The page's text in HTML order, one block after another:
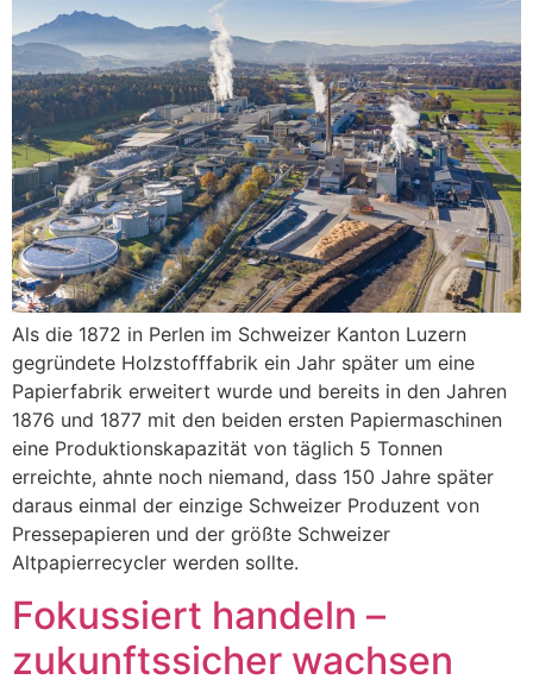
Als die 1872 in Perlen im Schweizer Kanton Luzern
gegründete Holzstofffabrik ein Jahr später um eine
Papierfabrik erweitert wurde und bereits in den Jahren
1876 und 1877 mit den beiden ersten Papiermaschinen
eine Produktionskapazität von täglich 5 Tonnen
erreichte, ahnte noch niemand, dass 150 Jahre später
daraus einmal der einzige Schweizer Produzent von
Pressepapieren und der größte Schweizer
Altpapierrecycler werden sollte.
Fokussiert handeln –
zukunftssicher wachsen